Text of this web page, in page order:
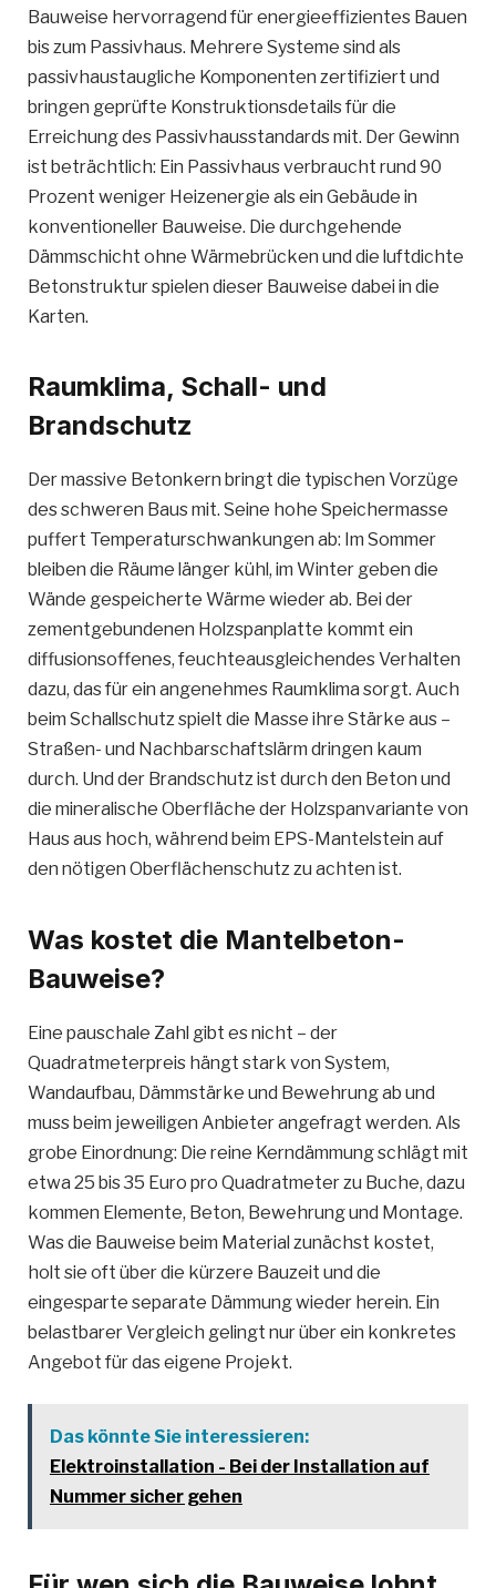
Bauweise hervorragend für energieeffizientes Bauen
bis zum Passivhaus. Mehrere Systeme sind als
passivhaustaugliche Komponenten zertifiziert und
bringen geprüfte Konstruktionsdetails für die
Erreichung des Passivhausstandards mit. Der Gewinn
ist beträchtlich: Ein Passivhaus verbraucht rund 90
Prozent weniger Heizenergie als ein Gebäude in
konventioneller Bauweise. Die durchgehende
Dämmschicht ohne Wärmebrücken und die luftdichte
Betonstruktur spielen dieser Bauweise dabei in die
Karten.
Raumklima, Schall- und
Brandschutz
Der massive Betonkern bringt die typischen Vorzüge
des schweren Baus mit. Seine hohe Speichermasse
puffert Temperaturschwankungen ab: Im Sommer
bleiben die Räume länger kühl, im Winter geben die
Wände gespeicherte Wärme wieder ab. Bei der
zementgebundenen Holzspanplatte kommt ein
diffusionsoffenes, feuchteausgleichendes Verhalten
dazu, das für ein angenehmes Raumklima sorgt. Auch
beim Schallschutz spielt die Masse ihre Stärke aus –
Straßen- und Nachbarschaftslärm dringen kaum
durch. Und der Brandschutz ist durch den Beton und
die mineralische Oberfläche der Holzspanvariante von
Haus aus hoch, während beim EPS-Mantelstein auf
den nötigen Oberflächenschutz zu achten ist.
Was kostet die Mantelbeton-
Bauweise?
Eine pauschale Zahl gibt es nicht – der
Quadratmeterpreis hängt stark von System,
Wandaufbau, Dämmstärke und Bewehrung ab und
muss beim jeweiligen Anbieter angefragt werden. Als
grobe Einordnung: Die reine Kerndämmung schlägt mit
etwa 25 bis 35 Euro pro Quadratmeter zu Buche, dazu
kommen Elemente, Beton, Bewehrung und Montage.
Was die Bauweise beim Material zunächst kostet,
holt sie oft über die kürzere Bauzeit und die
eingesparte separate Dämmung wieder herein. Ein
belastbarer Vergleich gelingt nur über ein konkretes
Angebot für das eigene Projekt.
Das könnte Sie interessieren:
Elektroinstallation - Bei der Installation auf
Nummer sicher gehen